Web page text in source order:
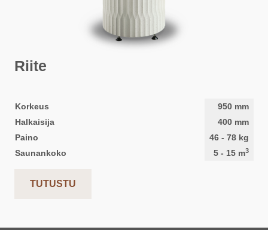
Riite
Korkeus 950 mm
Halkaisija
400 mm
Paino
46 - 78 kg
Saunankoko
5 - 15 m3
TUTUSTU